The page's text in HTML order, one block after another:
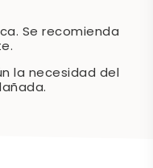
Se recomienda
la necesidad del